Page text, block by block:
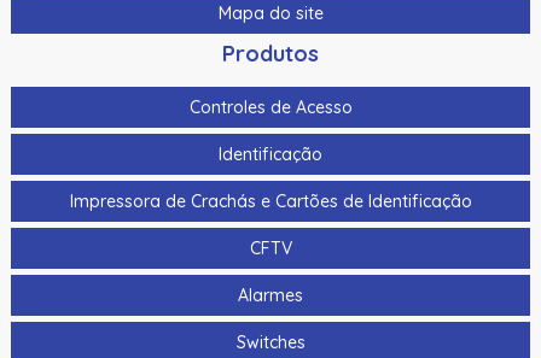
Mapa do site
Produtos
Controles de Acesso
Identificação
Impressora de Crachás e Cartões de Identificação
CFTV
Alarmes
Switches